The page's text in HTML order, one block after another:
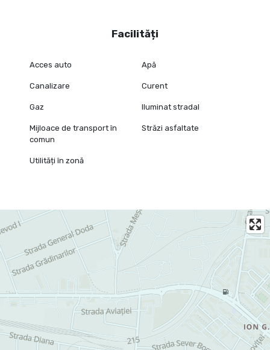
Facilități
Acces auto Apă
Canalizare Curent
Gaz Iluminat stradal
Mijloace de transport în
comun
Străzi asfaltate
Utilități în zonă